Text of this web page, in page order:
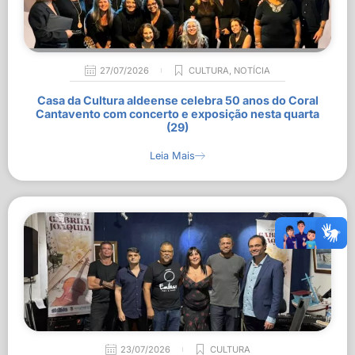
27/07/2026 CULTURA, NOTÍCIA
Casa da Cultura aldeense celebra 50 anos do Coral
Cantavento com concerto e exposição nesta quarta
(29)
Leia Mais
23/07/2026 CULTURA